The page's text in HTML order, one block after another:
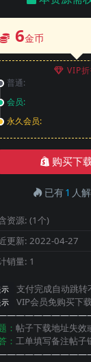
6金币
VIP
普通:
会员:
永久会员:
购买下
已有1 人
资源: (1个)
更新: 2022-04-27
销量: 1
支付完成自动跳转
VIP会员免购买下
： 帖子下载地址失效
： 工单填写备注帖子